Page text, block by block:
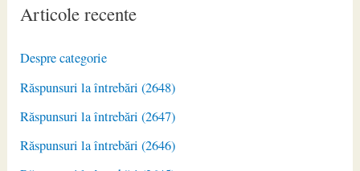
Articole recente
Despre categorie
Răspunsuri la întrebări (2648)
Răspunsuri la întrebări (2647)
Răspunsuri la întrebări (2646)